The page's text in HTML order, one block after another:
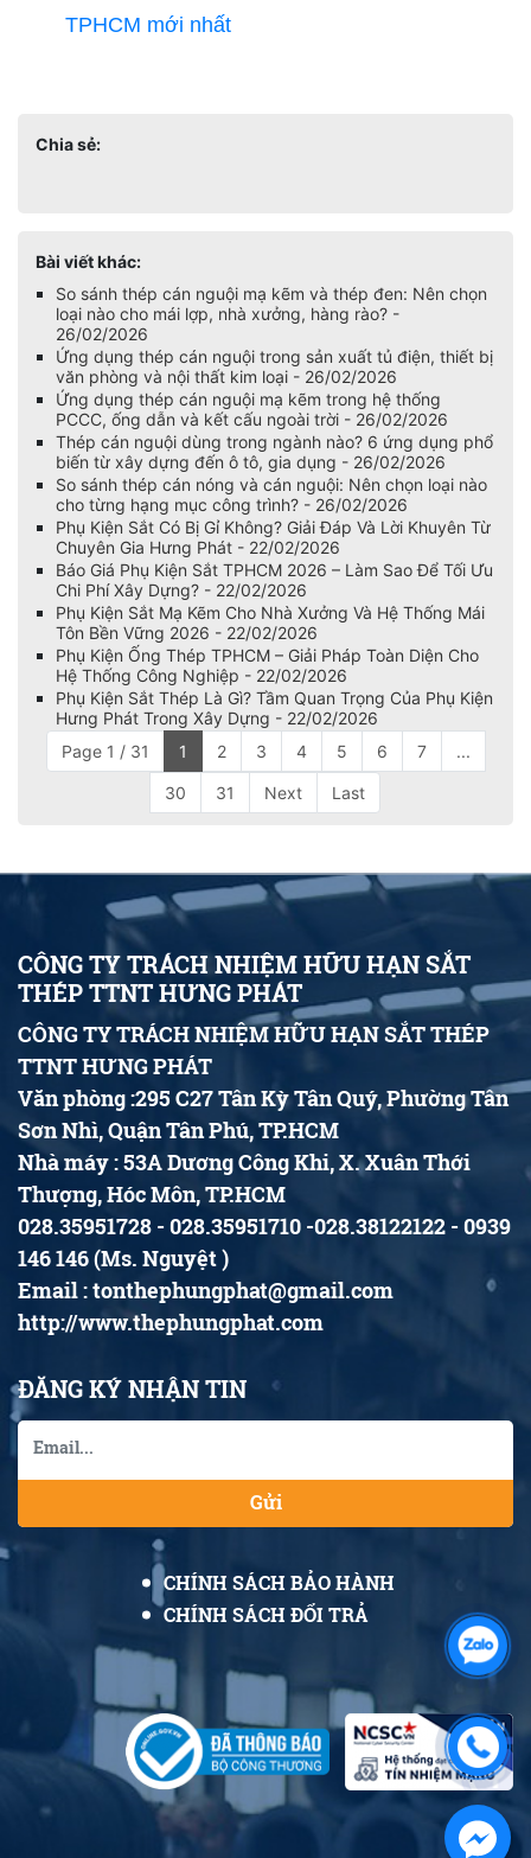
TPHCM mới nhất
Chia sẻ:
Bài viết khác:
So sánh thép cán nguội mạ kẽm và thép đen: Nên chọn
loại nào cho mái lợp, nhà xưởng, hàng rào? -
26/02/2026
Ứng dụng thép cán nguội trong sản xuất tủ điện, thiết bị
văn phòng và nội thất kim loại - 26/02/2026
Ứng dụng thép cán nguội mạ kẽm trong hệ thống
PCCC, ống dẫn và kết cấu ngoài trời - 26/02/2026
Thép cán nguội dùng trong ngành nào? 6 ứng dụng phổ
biến từ xây dựng đến ô tô, gia dụng - 26/02/2026
So sánh thép cán nóng và cán nguội: Nên chọn loại nào
cho từng hạng mục công trình? - 26/02/2026
Phụ Kiện Sắt Có Bị Gỉ Không? Giải Đáp Và Lời Khuyên Từ
Chuyên Gia Hưng Phát - 22/02/2026
Báo Giá Phụ Kiện Sắt TPHCM 2026 – Làm Sao Để Tối Ưu
Chi Phí Xây Dựng? - 22/02/2026
Phụ Kiện Sắt Mạ Kẽm Cho Nhà Xưởng Và Hệ Thống Mái
Tôn Bền Vững 2026 - 22/02/2026
Phụ Kiện Ống Thép TPHCM – Giải Pháp Toàn Diện Cho
Hệ Thống Công Nghiệp - 22/02/2026
Phụ Kiện Sắt Thép Là Gì? Tầm Quan Trọng Của Phụ Kiện
Hưng Phát Trong Xây Dựng - 22/02/2026
Page 1 / 31
1 2 3 4 5 6 7 ...
30 31 Next Last
CÔNG TY TRÁCH NHIỆM HỮU HẠN SẮT
THÉP TTNT HƯNG PHÁT
CÔNG TY TRÁCH NHIỆM HỮU HẠN SẮT THÉP
TTNT HƯNG PHÁT
Văn phòng :295 C27 Tân Kỳ Tân Quý, Phường Tân
Sơn Nhì, Quận Tân Phú, TP.HCM
Nhà máy : 53A Dương Công Khi, X. Xuân Thới
Thượng, Hóc Môn, TP.HCM
028.35951728 - 028.35951710 -028.38122122 - 0939
146 146 (Ms. Nguyệt )
Email : tonthephungphat@gmail.com
http://www.thephungphat.com
ĐĂNG KÝ NHẬN TIN
Gửi
CHÍNH SÁCH BẢO HÀNH
CHÍNH SÁCH ĐỔI TRẢ